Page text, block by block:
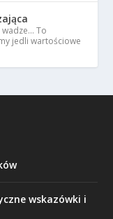
To
jedli wartościowe
wskazówki i